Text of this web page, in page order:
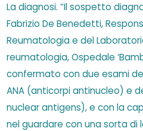
La diagnosi. “Il sospetto
Fabrizio De Benedetti,
Reumatologia e del
reumatologia, Ospedale
confermato con due esami
ANA (anticorpi antinucleo) e
nuclear antigens), e con la
nel guardare con una sorta di